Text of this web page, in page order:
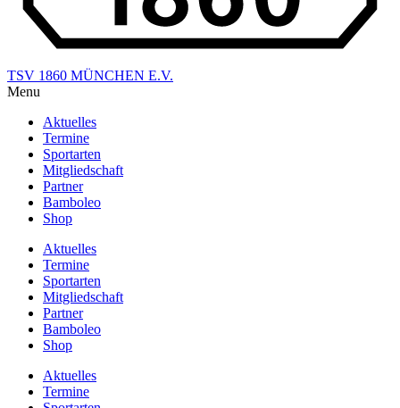
TSV 1860 MÜNCHEN E.V.
Menu
Aktuelles
Termine
Sportarten
Mitgliedschaft
Partner
Bamboleo
Shop
Aktuelles
Termine
Sportarten
Mitgliedschaft
Partner
Bamboleo
Shop
Aktuelles
Termine